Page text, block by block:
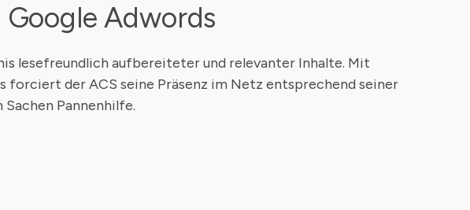
Adwords
lesefreundlich aufbereiteter und relevanter Inhalte. Mit
forciert der ACS seine Präsenz im Netz entsprechend seiner
Pannenhilfe.